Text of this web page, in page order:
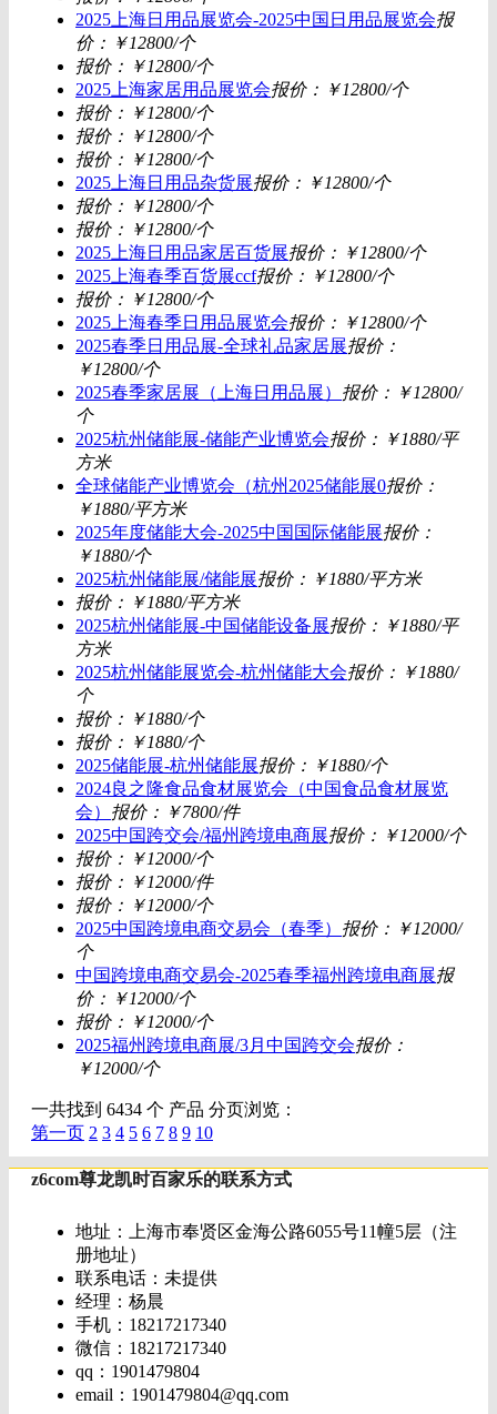
2025上海日用品展览会-2025中国日用品展览会报
价：￥12800/个
报价：￥12800/个
2025上海家居用品展览会报价：￥12800/个
报价：￥12800/个
报价：￥12800/个
报价：￥12800/个
2025上海日用品杂货展报价：￥12800/个
报价：￥12800/个
报价：￥12800/个
2025上海日用品家居百货展报价：￥12800/个
2025上海春季百货展ccf报价：￥12800/个
报价：￥12800/个
2025上海春季日用品展览会报价：￥12800/个
2025春季日用品展-全球礼品家居展报价：
￥12800/个
2025春季家居展（上海日用品展） 报价：￥12800/
个
2025杭州储能展-储能产业博览会报价：￥1880/平
方米
全球储能产业博览会（杭州2025储能展0报价：
￥1880/平方米
2025年度储能大会-2025中国国际储能展报价：
￥1880/个
2025杭州储能展/储能展报价：￥1880/平方米
报价：￥1880/平方米
2025杭州储能展-中国储能设备展报价：￥1880/平
方米
2025杭州储能展览会-杭州储能大会报价：￥1880/
个
报价：￥1880/个
报价：￥1880/个
2025储能展-杭州储能展报价：￥1880/个
2024良之隆食品食材展览会（中国食品食材展览
会） 报价：￥7800/件
2025中国跨交会/福州跨境电商展报价：￥12000/个
报价：￥12000/个
报价：￥12000/件
报价：￥12000/个
2025中国跨境电商交易会（春季） 报价：￥12000/
个
中国跨境电商交易会-2025春季福州跨境电商展报
价：￥12000/个
报价：￥12000/个
2025福州跨境电商展/3月中国跨交会报价：
￥12000/个
一共找到 6434 个 产品 分页浏览：
第一页 2 3 4 5 6 7 8 9 10
z6com尊龙凯时百家乐的联系方式
地址：上海市奉贤区金海公路6055号11幢5层（注
册地址）
联系电话：未提供
经理：杨晨
手机：18217217340
微信：18217217340
qq：1901479804
email： 1901479804@qq.com